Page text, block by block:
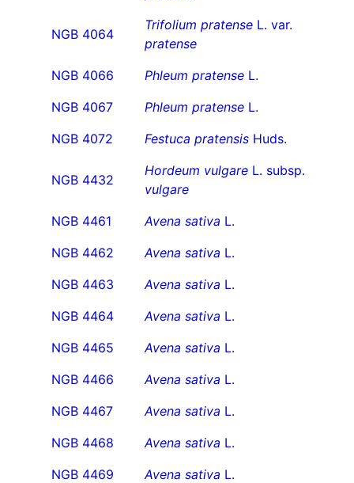
NGB 4064
Trifolium pratense L. var.
pratense
NGB 4066
Phleum pratense L.
NGB 4067
Phleum pratense L.
NGB 4072
Festuca pratensis Huds.
NGB 4432
Hordeum vulgare L. subsp.
vulgare
NGB 4461
Avena sativa L.
NGB 4462
Avena sativa L.
NGB 4463
Avena sativa L.
NGB 4464
Avena sativa L.
NGB 4465
Avena sativa L.
NGB 4466
Avena sativa L.
NGB 4467
Avena sativa L.
NGB 4468
Avena sativa L.
NGB 4469
Avena sativa L.